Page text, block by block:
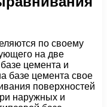
по своему
на две
цемента и
базе цемента свое
поверхностей
наружных и